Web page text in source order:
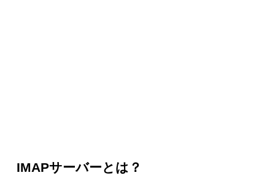
IMAPサーバーとは？